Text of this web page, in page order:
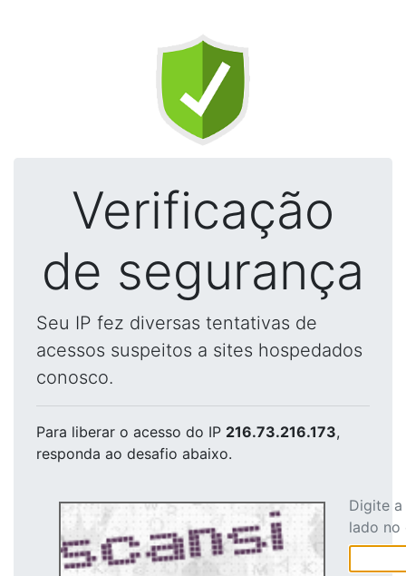
Verificação
de segurança
Seu IP fez diversas tentativas de
acessos suspeitos a sites hospedados
conosco.
Para liberar o acesso do IP 216.73.216.173,
responda ao desafio abaixo.
Digite
lado no